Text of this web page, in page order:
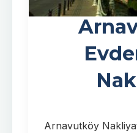
Arnavutköy